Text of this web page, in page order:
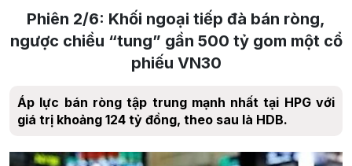
Phiên 2/6: Khối ngoại tiếp đà bán ròng,
ngược chiều “tung” gần 500 tỷ gom một cổ
phiếu VN30
Áp lực bán ròng tập trung mạnh nhất tại HPG với
giá trị khoảng 124 tỷ đồng, theo sau là HDB.